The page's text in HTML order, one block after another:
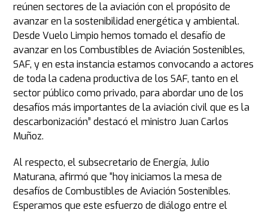
reúnen sectores de la aviación con el propósito de
avanzar en la sostenibilidad energética y ambiental.
Desde Vuelo Limpio hemos tomado el desafío de
avanzar en los Combustibles de Aviación Sostenibles,
SAF, y en esta instancia estamos convocando a actores
de toda la cadena productiva de los SAF, tanto en el
sector público como privado, para abordar uno de los
desafíos más importantes de la aviación civil que es la
descarbonización” destacó el ministro Juan Carlos
Muñoz.
Al respecto, el subsecretario de Energía, Julio
Maturana, afirmó que “hoy iniciamos la mesa de
desafíos de Combustibles de Aviación Sostenibles.
Esperamos que este esfuerzo de diálogo entre el